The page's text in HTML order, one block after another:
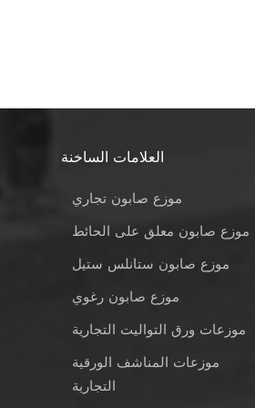
العلامات الساخنة
موزع صابون تجاري
موزع صابون معلق على الحائط
موزع صابون ستانلس ستيل
موزع صابون رغوي
موزعات ورق التواليت التجارية
موزعات المناشف الورقية
التجارية